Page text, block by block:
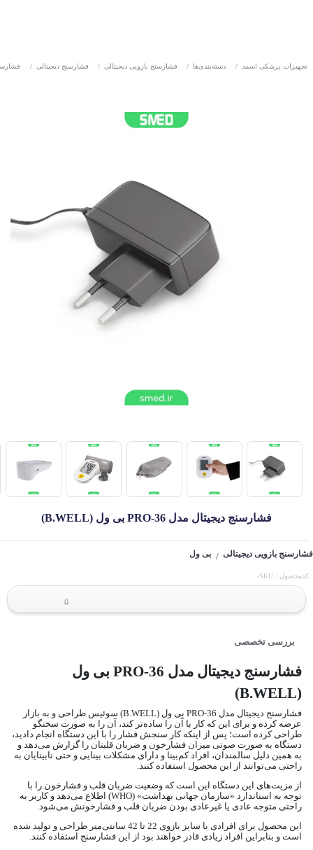
تجهیزات پزشکی اسمد / دسته‌بندی‌ها / فشارسنج بازویی دیجیتالی / فشارسنج دیجیتالی /
فشارسنج دیجیتال مدل PRO-36 بی ول (B.WELL)
فشارسنج بازویی دیجیتالی / بی ول
کدمحصول : SKU-
0
بررسی تخصصی
فشارسنج دیجیتال مدل PRO-36 بی ول
(B.WELL)
فشارسنج دیجیتال مدل PRO-36 بی ول (B.WELL) سوئیس طراحی و به بازار
عرضه کرده و برای این‌ که کار با آن را ساده‌تر کند، آن را به‌ صورت سخنگو
طراحی کرده است؛ پس ‌از اینکه کار سنجش فشار را با این دستگاه انجام دادید،
دستگاه به‌ صورت صوتی میزان فشارخون و ضربان قلبتان را گزارش می‌دهد و
به همین دلیل سالمندان، افراد کم‌بینا و دارای مشکلات بینایی و حتی نابینایان به
راحتی می‌توانند از این محصول استفاده کنند.
از مزیت‌های این دستگاه این است که وضعیت ضربان قلب و فشارخون را با
توجه به استاندارد «سازمان جهانی بهداشت» (WHO) اطلاع می‌دهد و کاربر به‌
راحتی متوجه عادی یا غیرعادی بودن ضربان قلب و فشارخونش می‌شود.
این محصول برای افرادی با سایز بازوی 22 تا 42 سانتی‌متر طراحی و تولید شده
است و بنابراین افراد زیادی قادر خواهند بود از این فشارسنج استفاده کنند.